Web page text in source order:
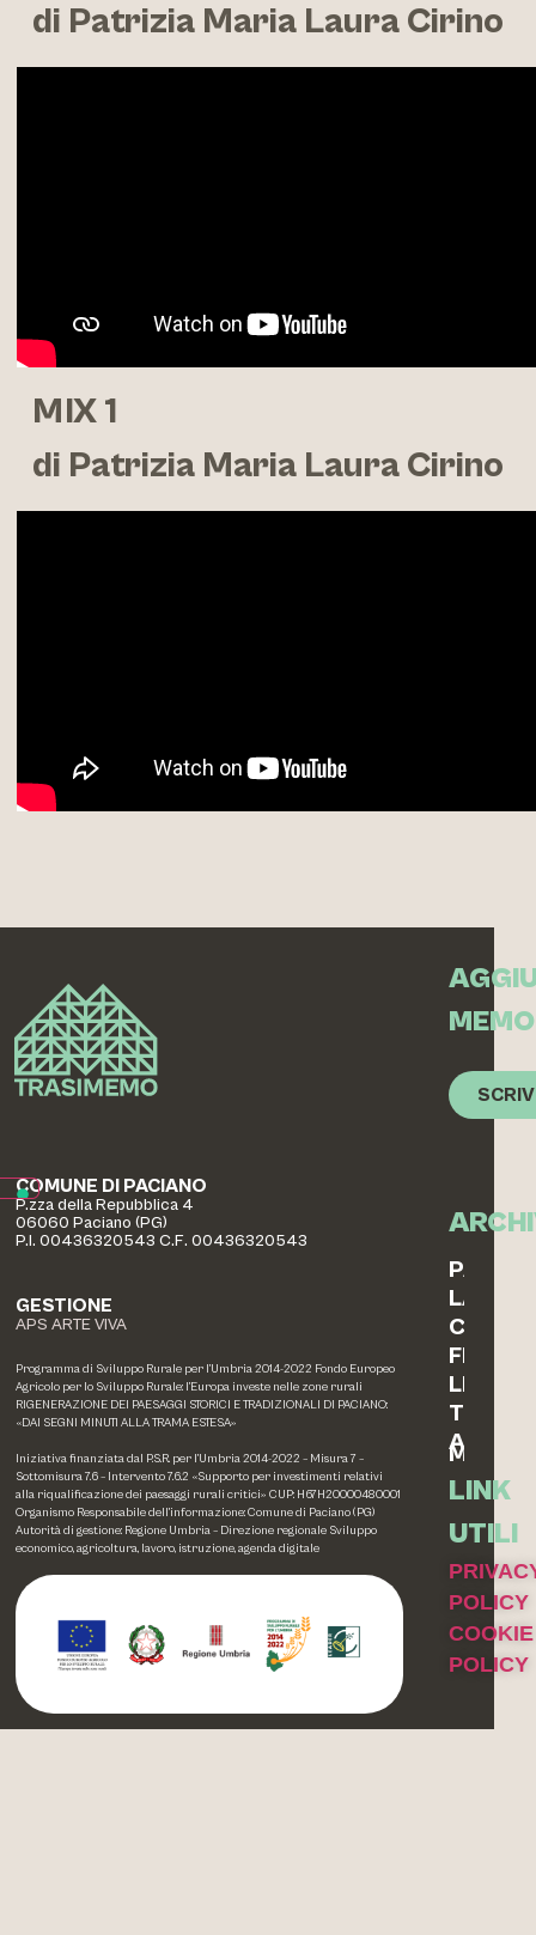
di Patrizia Maria Laura Cirino
MIX 1
di Patrizia Maria Laura Cirino
COMUNE DI PACIANO
P.zza della Repubblica 4
06060 Paciano (PG)
P.I. 00436320543 C.F. 00436320543
GESTIONE
APS ARTE VIVA
Programma di Sviluppo Rurale per l’Umbria 2014-2022 Fondo Europeo
Agricolo per lo Sviluppo Rurale: l’Europa investe nelle zone rurali
RIGENERAZIONE DEI PAESAGGI STORICI E TRADIZIONALI DI PACIANO:
«DAI SEGNI MINUTI ALLA TRAMA ESTESA»
Iniziativa finanziata dal P.S.R. per l’Umbria 2014-2022 – Misura 7 –
Sottomisura 7.6 – Intervento 7.6.2 «Supporto per investimenti relativi
alla riqualificazione dei paesaggi rurali critici» CUP: H67H20000480001
Organismo Responsabile dell’informazione: Comune di Paciano (PG)
Autorità di gestione: Regione Umbria – Direzione regionale Sviluppo
economico, agricoltura, lavoro, istruzione, agenda digitale
COTTO
FERRO
LEGNO
ALTRE
LINK
UTILI
POLICY
COOKIE
POLICY